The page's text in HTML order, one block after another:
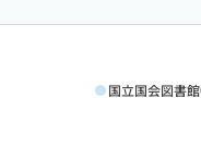
国立国会図書館